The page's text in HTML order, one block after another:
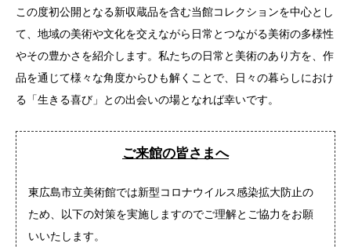
この度初公開となる新収蔵品を含む当館コレクションを中心とし
て、地域の美術や文化を交えながら日常とつながる美術の多様性
やその豊かさを紹介します。私たちの日常と美術のあり方を、作
品を通じて様々な角度からひも解くことで、日々の暮らしにおけ
る「生きる喜び」との出会いの場となれば幸いです。
ご来館の皆さまへ
東広島市立美術館では新型コロナウイルス感染拡大防止の
ため、以下の対策を実施しますのでご理解とご協力をお願
いいたします。